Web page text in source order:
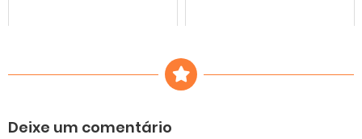
Deixe um comentário